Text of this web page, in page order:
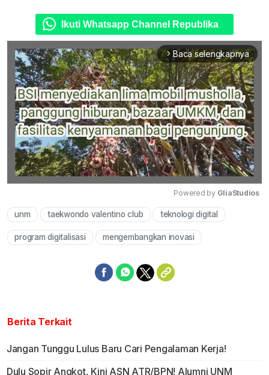
Ikuti Whatsapp Channel Republika
arrow_forward_ios Baca selengkapnya
Mute
Powered by GliaStudios
unm taekwondo valentino club teknologi digital
program digitalisasi mengembangkan inovasi
Berita Terkait
Jangan Tunggu Lulus Baru Cari Pengalaman Kerja!
Dulu Sopir Angkot, Kini ASN ATR/BPN! Alumni UNM